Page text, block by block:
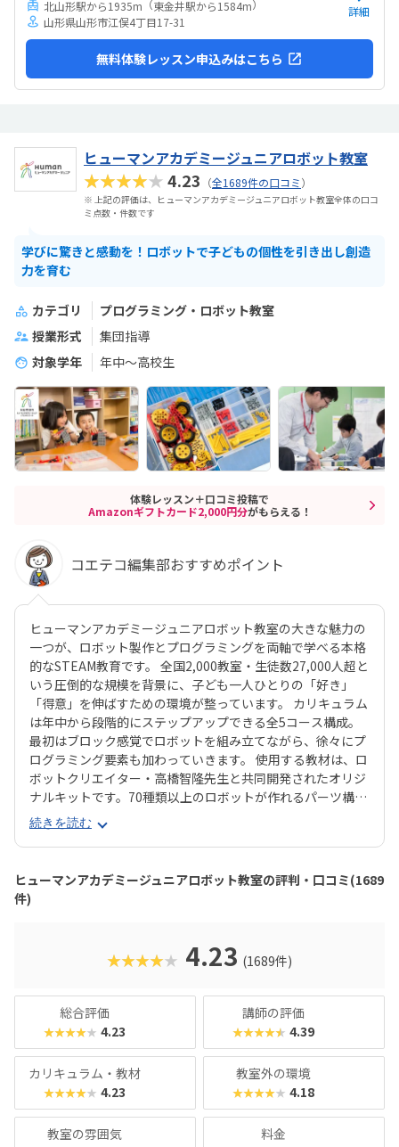
北山形駅から1935m （東金井駅から1584m）
山形県山形市江俣4丁目17-31
詳細
無料体験レッスン申込みはこちら
ヒューマンアカデミージュニアロボット教室
★★★★★4.23 （全1689件の口コミ）
※ 上記の評価は、ヒューマンアカデミージュニアロボット教室全体の口コ
ミ点数・件数です
学びに驚きと感動を！ロボットで子どもの個性を引き出し創造
力を育む
カテゴリ
プログラミング・ロボット教室
授業形式
集団指導
対象学年
年中～高校生
体験レッスン＋口コミ投稿で
Amazonギフトカード2,000円分がもらえる！
コエテコ編集部おすすめポイント
ヒューマンアカデミージュニアロボット教室の大きな魅力の
一つが、ロボット製作とプログラミングを両軸で学べる本格
的なSTEAM教育です。 全国2,000教室・生徒数27,000人超と
いう圧倒的な規模を背景に、子ども一人ひとりの「好き」
「得意」を伸ばすための環境が整っています。 カリキュラム
は年中から段階的にステップアップできる全5コース構成。
最初はブロック感覚でロボットを組み立てながら、徐々にプ
ログラミング要素も加わっていきます。 使用する教材は、ロ
ボットクリエイター・高橋智隆先生と共同開発されたオリジ
ナルキットです。70種類以上のロボットが作れるパーツ構成
で、飽きずに続けやすい点も特徴です。 月2回の90分授業で
は、ロボットを完成させる「基本製作」と、オリジナル改造
に挑戦する「応用実践」を繰り返す設計。子どもたちは毎
回、新しい達成感と成長を実感できる仕組みになっていま
す。 自ら考え、試行錯誤しながらロボットを動かす経験は、
創造力や論理的思考力を育むだけでなく、学ぶ楽しさそのも
続きを読む
ヒューマンアカデミージュニアロボット教室の評判・口コミ(1689
件)
★★★★★ 4.23 (1689件)
総合評価
★★★★★ 4.23
講師の評価
★★★★★ 4.39
カリキュラム・教材
★★★★★ 4.23
教室外の環境
★★★★★ 4.18
教室の雰囲気 料金